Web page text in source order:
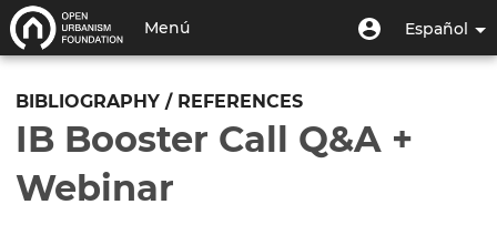
contenido
Español
Menú
de
cuenta
de
usuario
Menú
de
Menú
Toggle
navigation
BIBLIOGRAPHY / REFERENCES
IB Booster Call Q&A +
Webinar